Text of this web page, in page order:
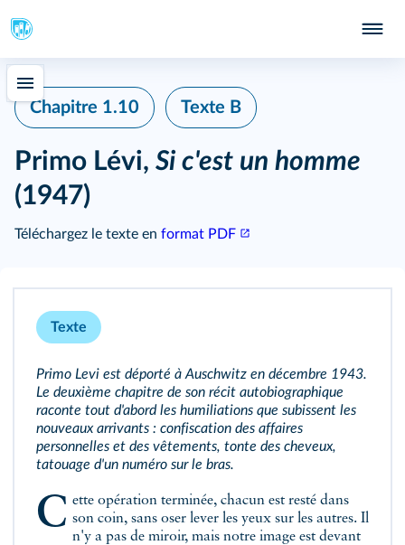
Chapitre 1.10 Texte B
Primo Lévi, Si c'est un homme
(1947)
Téléchargez le texte en format PDF
Texte
Primo Levi est déporté à Auschwitz en décembre 1943.
Le deuxième chapitre de son récit autobiographique
raconte tout d'abord les humiliations que subissent les
nouveaux arrivants : confiscation des affaires
personnelles et des vêtements, tonte des cheveux,
tatouage d'un numéro sur le bras.
Cette opération terminée, chacun est resté dans son coin, sans oser lever les yeux sur les autres. Il
n'y a pas de miroir, mais notre image est devant